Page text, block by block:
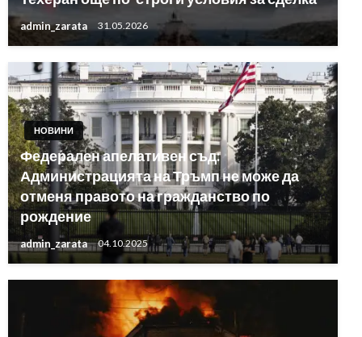
admin_zarata 31.05.2026
НОВИНИ
Федерален апелативен съд:
Администрацията на Тръмп не може да
отменя правото на гражданство по
рождение
admin_zarata 04.10.2025